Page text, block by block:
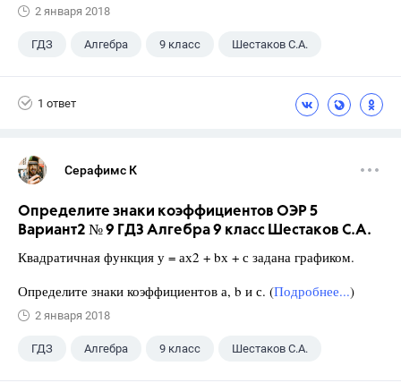
2 января 2018
ГДЗ Алгебра 9 класс Шестаков С.А.
1 ответ
Серафимс К
Определите знаки коэффициентов ОЭР 5
Вариант2 № 9 ГДЗ Алгебра 9 класс Шестаков С.А.
Квадратичная функция у = ах2 + bх + с задана графиком.
Определите знаки коэффициентов а, b и с. (Подробнее...)
2 января 2018
ГДЗ Алгебра 9 класс Шестаков С.А.